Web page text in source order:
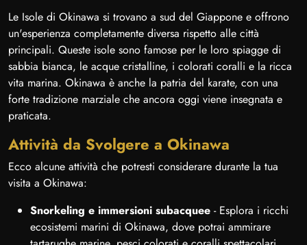
Le Isole di Okinawa si trovano a sud del Giappone e offrono
un'esperienza completamente diversa rispetto alle città
principali. Queste isole sono famose per le loro spiagge di
sabbia bianca, le acque cristalline, i colorati coralli e la ricca
vita marina. Okinawa è anche la patria del karate, con una
forte tradizione marziale che ancora oggi viene insegnata e
praticata.
Attività da Svolgere a Okinawa
Ecco alcune attività che potresti considerare durante la tua
visita a Okinawa:
Snorkeling e immersioni subacquee - Esplora i ricchi
ecosistemi marini di Okinawa, dove potrai ammirare